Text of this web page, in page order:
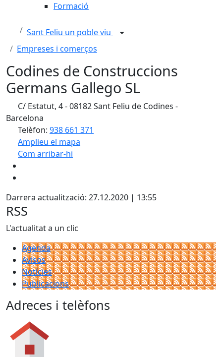
Formació
Sant Feliu un poble viu
Empreses i comerços
Codines de Construccions
Germans Gallego SL
C/ Estatut, 4 - 08182 Sant Feliu de Codines -
Barcelona
Telèfon: 938 661 371
Amplieu el mapa
Com arribar-hi
Darrera actualització: 27.12.2020 | 13:55
RSS
L'actualitat a un clic
Agenda
Avisos
Notícies
Publicacions
Adreces i telèfons